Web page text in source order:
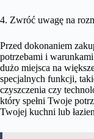
4. Zwróć uwagę na
Przed dokonaniem
potrzebami i
dużo miejsca na
specjalnych funkcji,
czyszczenia czy
który spełni Twoje
Twojej kuchni lub